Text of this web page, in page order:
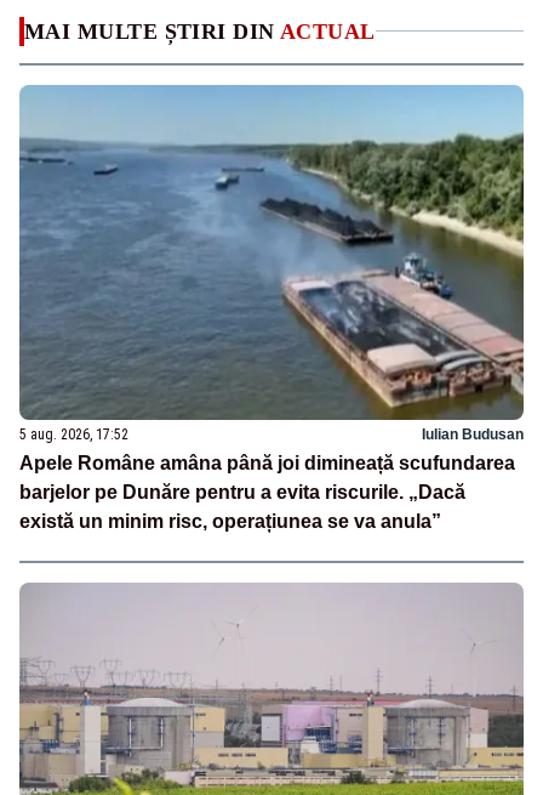
MAI MULTE ȘTIRI DIN ACTUAL
5 aug. 2026, 17:52 Iulian Budusan
Apele Române amâna până joi dimineață scufundarea
barjelor pe Dunăre pentru a evita riscurile. „Dacă
există un minim risc, operațiunea se va anula”